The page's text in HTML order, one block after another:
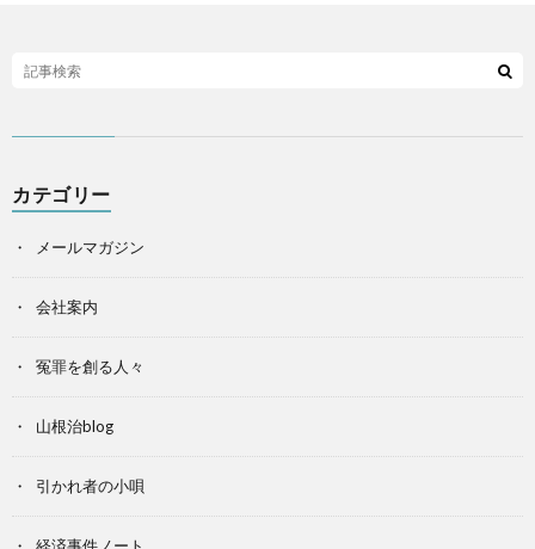
カテゴリー
メールマガジン
会社案内
冤罪を創る人々
山根治blog
引かれ者の小唄